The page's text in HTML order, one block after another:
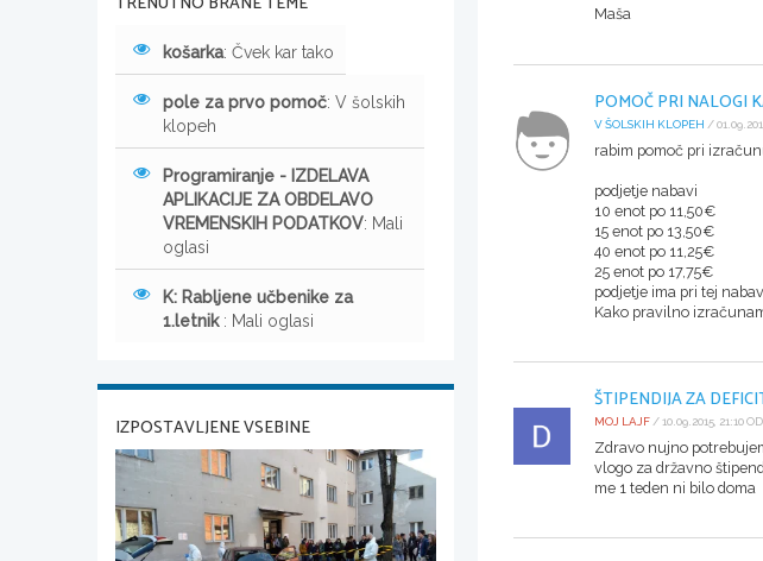
Maša
POMOČ PRI NALOGI
V ŠOLSKIH KLOPEH /
rabim pomoč pri
podjetje nabavi
10 enot po 11,50€
15 enot po 13,50€
40 enot po 11,25€
25 enot po 17,75€
podjetje ima pri tej
Kako pravilno
ŠTIPENDIJA ZA
MOJ LAJF/ 10.09.2015, 21:10
Zdravo nujno
vlogo za državno
me 1 teden ni bilo doma
košarka: Čvek kar tako
pole za prvo pomoč: V šolskih
klopeh
Programiranje - IZDELAVA
APLIKACIJE ZA OBDELAVO
VREMENSKIH PODATKOV: Mali
oglasi
K: Rabljene učbenike za
1.letnik : Mali oglasi
IZPOSTAVLJENE VSEBINE